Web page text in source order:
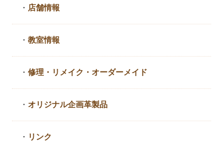
・ 店舗情報
・教室情報
・修理・リメイク・ オーダーメイド
・ オリジナル企画革製品
・ リンク